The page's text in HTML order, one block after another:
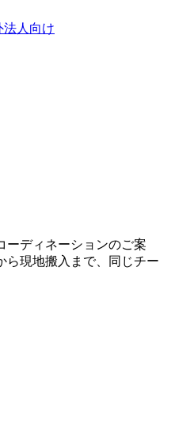
法人向け
ーディネーションのご案
ら現地搬入まで、同じチー